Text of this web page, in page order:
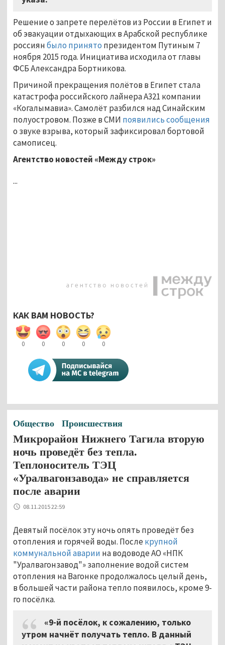
Решение о запрете перелётов из России в Египет и
об эвакуации отдыхающих в Арабской республике
россиянбыло принято президентом Путиным 7
ноября 2015 года. Инициатива исходила от главы
ФСБ Александра Бортникова.
Причиной прекращения полётов в Египет стала
катастрофа российского лайнера А321 компании
«Когалымавиа». Самолёт разбился над Синайским
полуостровом. Позже в СМИ появились сообщения
о звуке взрыва, который зафиксировал бортовой
самописец.
Агентство новостей «Между строк»
...
КАК ВАМ НОВОСТЬ?
0 0 0 0 0
Общество Происшествия
Микрорайон Нижнего Тагила вторую
ночь проведёт без тепла.
Теплоноситель ТЭЦ
«Уралвагонзавода» не справляется
после аварии
08.11.2015 22:59
Девятый посёлок эту ночь опять проведёт без
отопления и горячей воды. После крупной
коммунальной аварии на водоводе АО «НПК
"Уралвагонзавод"» заполнение водой систем
отопления на Вагонке продолжалось целый день,
в большей части района тепло появилось, кроме 9-
го посёлка.
«9-й посёлок, к сожалению, только
утром начнёт получать тепло. В данный